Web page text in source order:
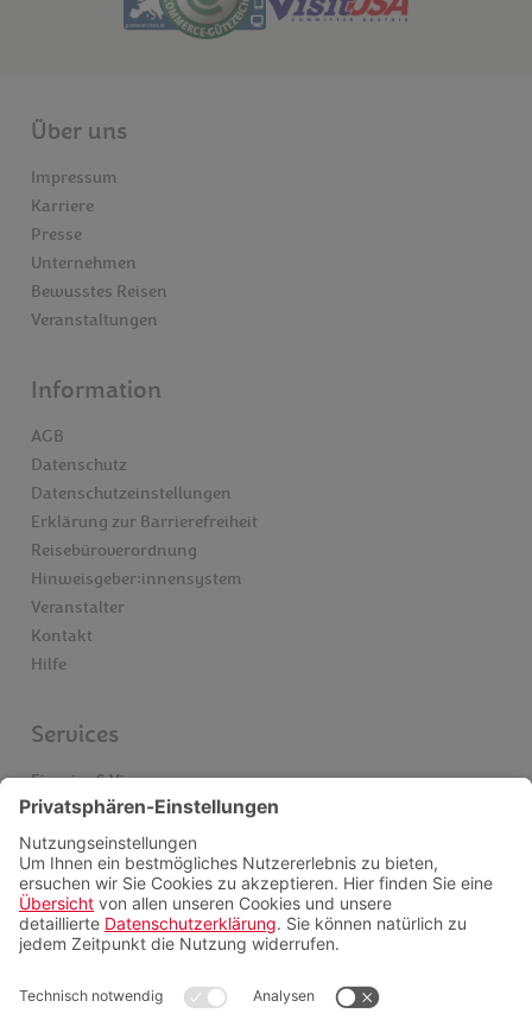
Über uns
Impressum
Karriere
Presse
Unternehmen
Bewusstes Reisen
Veranstaltungen
Information
AGB
Datenschutz
Datenschutzeinstellungen
Erklärung zur Barrierefreiheit
Reisebüroverordnung
Hinweisgeber:innensystem
Veranstalter
Kontakt
Hilfe
Services
Einreise & Visum
Gesundheitsinfos
Kataloge
Newsletter
Schwarze Liste Airlines
Servicepauschalen
Insider finden